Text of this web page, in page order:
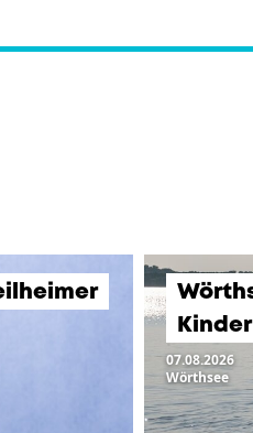
Kinder
07.08.2026
Wörthsee